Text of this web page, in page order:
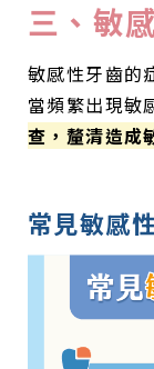
三、敏
敏感性牙齒的
當頻繁出現敏
查，釐清造成
常見敏感